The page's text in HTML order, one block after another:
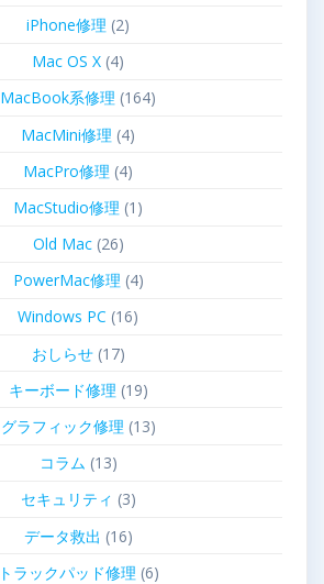
iPhone修理 (2)
Mac OS X (4)
MacBook系修理 (164)
MacMini修理 (4)
MacPro修理 (4)
MacStudio修理 (1)
Old Mac(26)
PowerMac修理 (4)
Windows PC (16)
おしらせ(17)
キーボード修理 (19)
グラフィック修理 (13)
コラム (13)
セキュリティ (3)
データ救出 (16)
トラックパッド修理 (6)